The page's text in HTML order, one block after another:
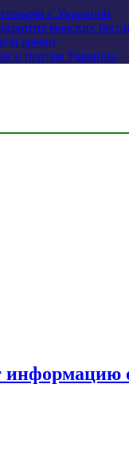
с Украиной
морских
армии
и портам Украины